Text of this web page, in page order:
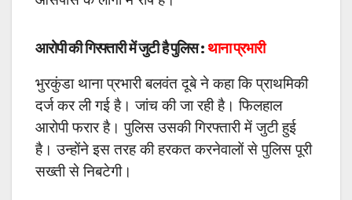
आरोपी की गिरफ्तारी में जुटी है पुलिस :थाना प्रभारी
भुरकुंडा थाना प्रभारी बलवंत दूबे ने कहा कि प्राथमिकी
दर्ज कर ली गई है। जांच की जा रही है। फिलहाल
आरोपी फरार है। पुलिस उसकी गिरफ्तारी में जुटी हुई
है। उन्होंने इस तरह की हरकत करनेवालों से पुलिस पूरी
सख्ती से निबटेगी।